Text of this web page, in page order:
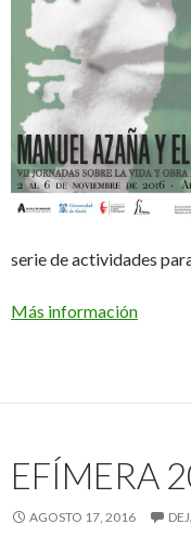
serie de actividades
Más información
EFÍMERA
AGOSTO 17, 2016